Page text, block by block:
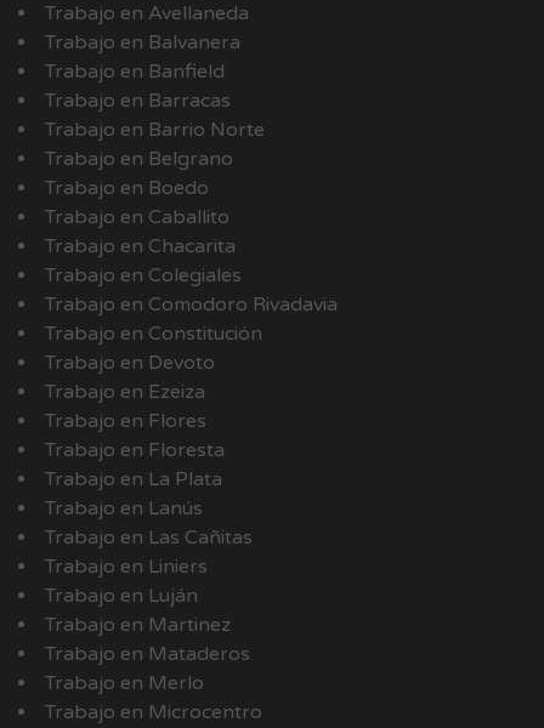
Trabajo en Avellaneda
Trabajo en Balvanera
Trabajo en Banfield
Trabajo en Barracas
Trabajo en Barrio Norte
Trabajo en Belgrano
Trabajo en Boedo
Trabajo en Caballito
Trabajo en Chacarita
Trabajo en Colegiales
Trabajo en Comodoro Rivadavia
Trabajo en Constitución
Trabajo en Devoto
Trabajo en Ezeiza
Trabajo en Flores
Trabajo en Floresta
Trabajo en La Plata
Trabajo en Lanús
Trabajo en Las Cañitas
Trabajo en Liniers
Trabajo en Luján
Trabajo en Martinez
Trabajo en Mataderos
Trabajo en Merlo
Trabajo en Microcentro